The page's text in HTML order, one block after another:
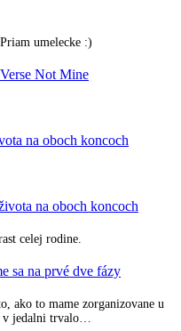
umelecke :)
Not Mine
na oboch koncoch
na oboch koncoch
celej rodine.
sa na prvé dve fázy
ako to mame zorganizovane u
v jedalni trvalo…